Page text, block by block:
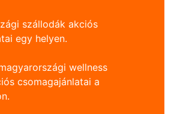
szállodák akciós
egy helyen.
wellness
csomagajánlatai a